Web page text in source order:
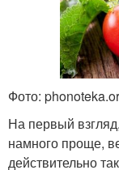
Фото:
На первый
намного проще,
действительно